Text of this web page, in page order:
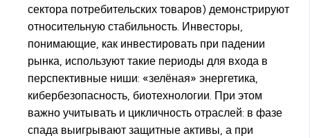
сектора потребительских товаров) демонстрируют
относительную стабильность. Инвесторы,
понимающие, как инвестировать при падении
рынка, используют такие периоды для входа в
перспективные ниши: «зелёная» энергетика,
кибербезопасность, биотехнологии. При этом
важно учитывать и цикличность отраслей: в фазе
спада выигрывают защитные активы, а при